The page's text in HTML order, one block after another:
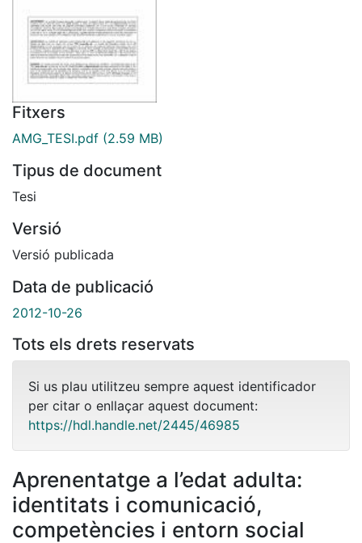
Fitxers
AMG_TESI.pdf (2.59 MB)
Tipus de document
Tesi
Versió
Versió publicada
Data de publicació
2012-10-26
Tots els drets reservats
Si us plau utilitzeu sempre aquest identificador
per citar o enllaçar aquest document:
https://hdl.handle.net/2445/46985
Aprenentatge a l’edat adulta:
identitats i comunicació,
competències i entorn social